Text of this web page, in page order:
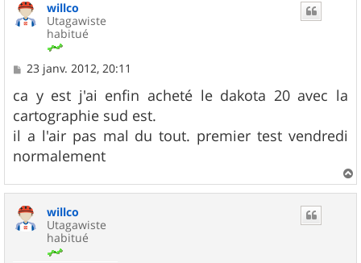
willco
Utagawiste
habitué
M
s
s
a
e
23 janv. 2012, 20:11
ca y est j'ai enfin acheté le dakota 20 avec la
cartographie sud est.
il a l'air pas mal du tout. premier test vendredi
normalement
a
willco
Utagawiste
habitué